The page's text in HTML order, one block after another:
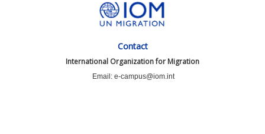
Contact
International Organization for Migration
Email: e-campus@iom.int